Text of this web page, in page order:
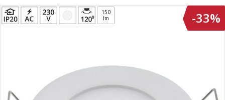
Preskoči
na
150
lm
-33%